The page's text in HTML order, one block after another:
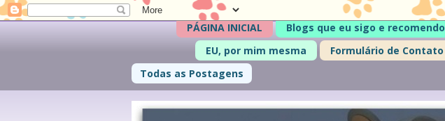
PÁGINA INICIAL Blogs que eu sigo e recomendo
EU, por mim mesma
Formulário de Contato
Todas as Postagens